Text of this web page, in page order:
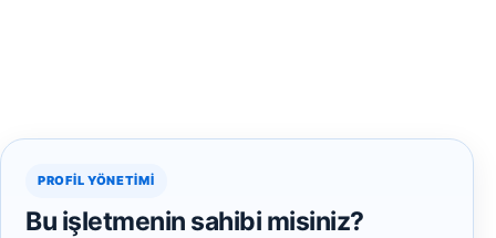
PROFIL YÖNETIMI
Bu işletmenin sahibi misiniz?